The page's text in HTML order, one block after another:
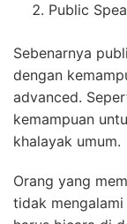
Public
Sebenarnya
dengan
advanced.
kemampuan
khalayak umum.
Orang yang
tidak